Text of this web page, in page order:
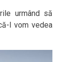
urmând să
l vom vedea